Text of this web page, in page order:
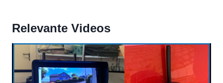
Relevante Videos